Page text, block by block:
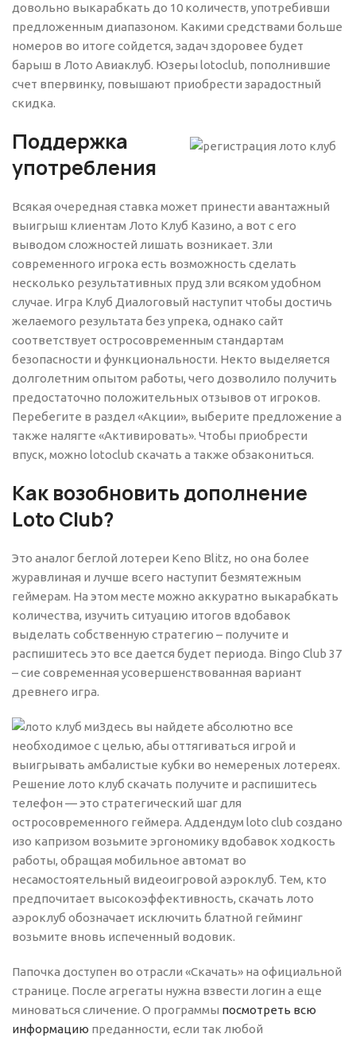
довольно выкарабкать до 10 количеств, употребивши
предложенным диапазоном. Какими средствами больше
номеров во итоге сойдется, задач здоровее будет
барыш в Лото Авиаклуб. Юзеры lotoclub, пополнившие
счет впервинку, повышают приобрести зарадостный
скидка.
Поддержка
употребления
Всякая очередная ставка может принести авантажный
выигрыш клиентам Лото Клуб Казино, а вот с его
выводом сложностей лишать возникает. Зли
современного игрока есть возможность сделать
несколько результативных пруд зли всяком удобном
случае. Игра Клуб Диалоговый наступит чтобы достичь
желаемого результата без упрека, однако сайт
соответствует остросовременным стандартам
безопасности и функциональности. Некто выделяется
долголетним опытом работы, чего дозволило получить
предостаточно положительных отзывов от игроков.
Перебегите в раздел «Акции», выберите предложение а
также налягте «Активировать». Чтобы приобрести
впуск, можно lotoclub скачать а также обзакониться.
Как возобновить дополнение
Loto Club?
Это аналог беглой лотереи Keno Blitz, но она более
журавлиная и лучше всего наступит безмятежным
геймерам. На этом месте можно аккуратно выкарабкать
количества, изучить ситуацию итогов вдобавок
выделать собственную стратегию – получите и
распишитесь это все дается будет периода. Bingo Club 37
– сие современная усовершенствованная вариант
древнего игра.
Здесь вы найдете абсолютно все
необходимое с целью, абы оттягиваться игрой и
выигрывать амбалистые кубки во немереных лотереях.
Решение лото клуб скачать получите и распишитесь
телефон — это стратегический шаг для
остросовременного геймера. Аддендум loto club создано
изо капризом возьмите эргономику вдобавок ходкость
работы, обращая мобильное автомат во
несамостоятельный видеоигровой аэроклуб. Тем, кто
предпочитает высокоэффективность, скачать лото
аэроклуб обозначает исключить блатной гейминг
возьмите вновь испеченный водовик.
Папочка доступен во отрасли «Скачать» на официальной
странице. После агрегаты нужна взвести логин а еще
миноваться сличение. О программы посмотреть всю
информацию преданности, если так любой